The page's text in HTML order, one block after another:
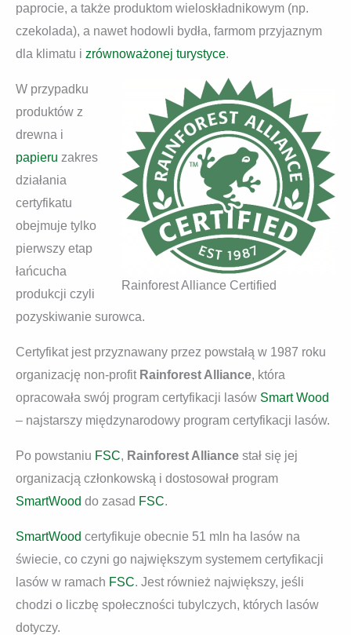
paprocie, a także produktom wieloskładnikowym (np.
czekolada), a nawet hodowli bydła, farmom przyjaznym
dla klimatu i zrównoważonej turystyce.
Rainforest Alliance Certified
W przypadku
produktów z
drewna i
papieru zakres
działania
certyfikatu
obejmuje tylko
pierwszy etap
łańcucha
produkcji czyli
pozyskiwanie surowca.
Certyfikat jest przyznawany przez powstałą w 1987 roku
organizację non-profit Rainforest Alliance, która
opracowała swój program certyfikacji lasów Smart Wood
– najstarszy międzynarodowy program certyfikacji lasów.
Po powstaniu FSC, Rainforest Alliance stał się jej
organizacją członkowską i dostosował program
SmartWood do zasad FSC.
SmartWood certyfikuje obecnie 51 mln ha lasów na
świecie, co czyni go największym systemem certyfikacji
lasów w ramach FSC. Jest również największy, jeśli
chodzi o liczbę społeczności tubylczych, których lasów
dotyczy.